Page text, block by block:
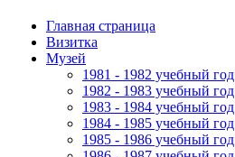
Главная страница
Визитка
Музей
1981 - 1982 учебный год
1982 - 1983 учебный год
1983 - 1984 учебный год
1984 - 1985 учебный год
1985 - 1986 учебный год